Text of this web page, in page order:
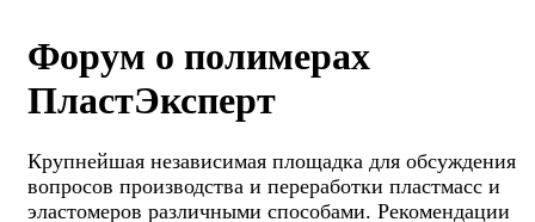
Форум о полимерах
ПластЭксперт
Крупнейшая независимая площадка для обсуждения
вопросов производства и переработки пластмасс и
эластомеров различными способами. Рекомендации